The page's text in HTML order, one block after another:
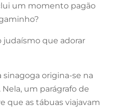
um momento pagão
judaísmo que adorar
sinagoga origina-se na
um parágrafo de
que as tábuas viajavam